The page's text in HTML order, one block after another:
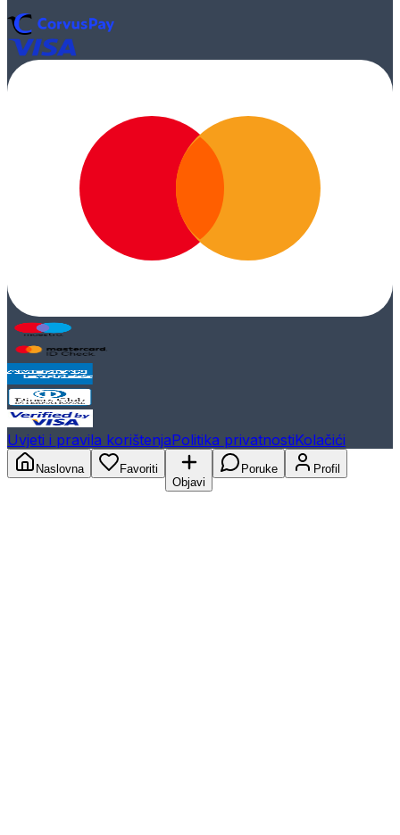
Uvjeti i pravila korištenjaPolitika privatnostiKolačići
Naslovna
Favoriti
Objavi
Poruke Profil